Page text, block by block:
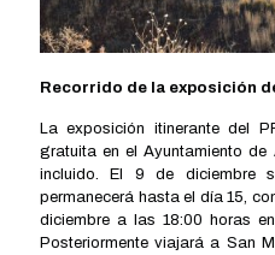
Recorrido de la exposición
La exposición itinerante del
gratuita en el Ayuntamiento de
incluido. El 9 de diciembre
permanecerá hasta el día 15,
diciembre a las 18:00 horas
Posteriormente viajará a San